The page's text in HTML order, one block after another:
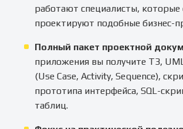
работают специалисты,
проектируют подобные бизнес-
Полный пакет проектной
приложения вы получите ТЗ,
(Use Case, Activity, Sequence),
прототипа интерфейса, SQL-
таблиц.